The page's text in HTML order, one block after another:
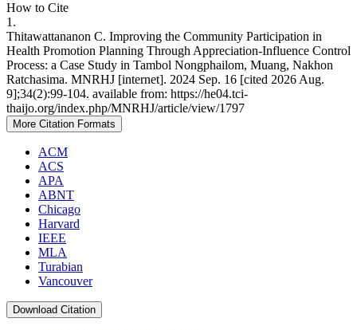
How to Cite
1.
Thitawattananon C. Improving the Community Participation in
Health Promotion Planning Through Appreciation-Influence Control
Process: a Case Study in Tambol Nongphailom, Muang, Nakhon
Ratchasima. MNRHJ [internet]. 2024 Sep. 16 [cited 2026 Aug.
9];34(2):99-104. available from: https://he04.tci-
thaijo.org/index.php/MNRHJ/article/view/1797
More Citation Formats
ACM
ACS
APA
ABNT
Chicago
Harvard
IEEE
MLA
Turabian
Vancouver
Download Citation